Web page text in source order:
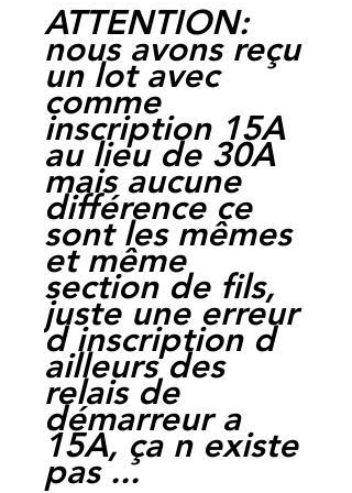
ATTENTION:
nous avons reçu
un lot avec
comme
inscription 15A
au lieu de 30A
mais aucune
différence ce
sont les mêmes
et même
section de fils,
juste une erreur
d inscription d
ailleurs des
relais de
démarreur a
15A, ça n existe
pas ...